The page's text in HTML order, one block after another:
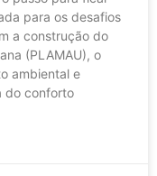
para os desafios
a construção do
(PLAMAU), o
ambiental e
do conforto